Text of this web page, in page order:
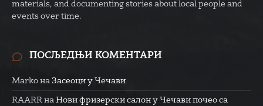
materials, and documenting stories about local people and
events over time.
ПОСЉЕДЊИ КОМЕНТАРИ
Marko на Засеоци у Чечави
RAARR на Нови фризерски салон у Чечави почео са